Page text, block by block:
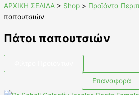
ΑΡΧΙΚΗ ΣΕΛΙΔΑ > Shop > Προϊόντα
παπουτσιών
Πάτοι παπουτσιών
Επαναφορά